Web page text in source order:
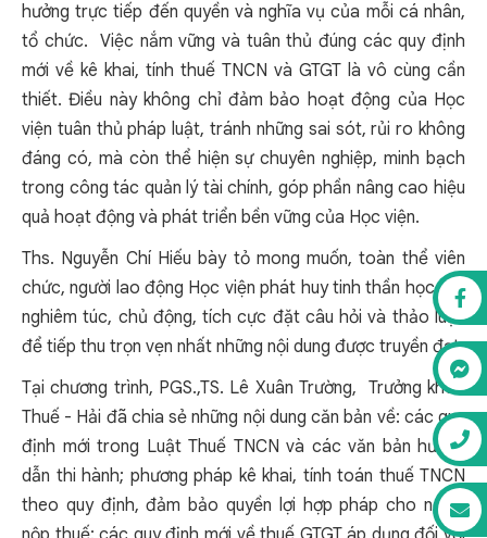
hưởng trực tiếp đến quyền và nghĩa vụ của mỗi cá nhân,
tổ chức. Việc nắm vững và tuân thủ đúng các quy định
mới về kê khai, tính thuế TNCN và GTGT là vô cùng cần
thiết. Điều này không chỉ đảm bảo hoạt động của Học
viện tuân thủ pháp luật, tránh những sai sót, rủi ro không
đáng có, mà còn thể hiện sự chuyên nghiệp, minh bạch
trong công tác quản lý tài chính, góp phần nâng cao hiệu
quả hoạt động và phát triển bền vững của Học viện.
Ths. Nguyễn Chí Hiếu bày tỏ mong muốn, toàn thể viên
chức, người lao động Học viện phát huy tinh thần học tập
nghiêm túc, chủ động, tích cực đặt câu hỏi và thảo luận
để tiếp thu trọn vẹn nhất những nội dung được truyền đạt.
Tại chương trình, PGS.,TS. Lê Xuân Trường, Trưởng khoa
Thuế - Hải đã chia sẻ những nội dung căn bản về: các quy
định mới trong Luật Thuế TNCN và các văn bản hướng
dẫn thi hành; phương pháp kê khai, tính toán thuế TNCN
theo quy định, đảm bảo quyền lợi hợp pháp cho người